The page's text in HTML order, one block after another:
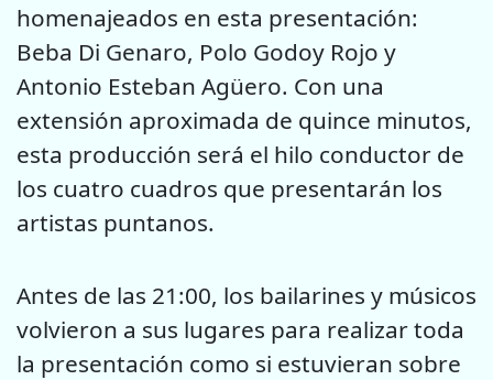
homenajeados en esta presentación:
Beba Di Genaro, Polo Godoy Rojo y
Antonio Esteban Agüero. Con una
extensión aproximada de quince minutos,
esta producción será el hilo conductor de
los cuatro cuadros que presentarán los
artistas puntanos.
Antes de las 21:00, los bailarines y músicos
volvieron a sus lugares para realizar toda
la presentación como si estuvieran sobre